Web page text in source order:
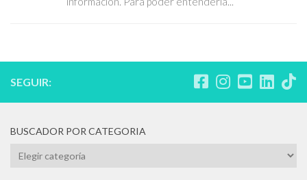
SEGUIR:
BUSCADOR POR CATEGORIA
BUSCADOR